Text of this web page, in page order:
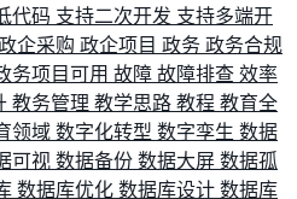
代码 支持二次开发 支持多端开
企采购 政企项目 政务 政务合规
务项目可用 故障 故障排查 效率
教务管理 教学思路 教程 教育全
领域 数字化转型 数字孪生 数据
可视 数据备份 数据大屏 数据孤
数据库优化 数据库设计 数据库